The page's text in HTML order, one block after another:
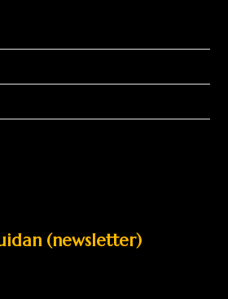
(newsletter)